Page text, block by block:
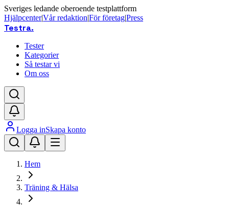
Sveriges ledande oberoende testplattform
Hjälpcenter|Vår redaktion|För företag|Press
Testra.
Tester
Kategorier
Så testar vi
Om oss
Logga inSkapa konto
Hem
Träning & Hälsa